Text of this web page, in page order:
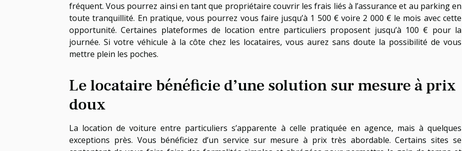
fréquent. Vous pourrez ainsi en tant que propriétaire couvrir les frais liés à l’assurance et au parking en
toute tranquillité. En pratique, vous pourrez vous faire jusqu’à 1 500 € voire 2 000 € le mois avec cette
opportunité. Certaines plateformes de location entre particuliers proposent jusqu’à 100 € pour la
journée. Si votre véhicule à la côte chez les locataires, vous aurez sans doute la possibilité de vous
mettre plein les poches.
Le locataire bénéficie d’une solution sur mesure à prix
doux
La location de voiture entre particuliers s’apparente à celle pratiquée en agence, mais à quelques
exceptions près. Vous bénéficiez d’un service sur mesure à prix très abordable. Certains sites se